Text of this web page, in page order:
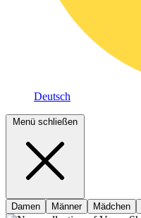
Deutsch
Menü schließen
Damen Männer Mädchen